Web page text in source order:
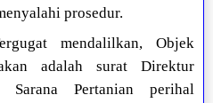
prosedur.
mendalilkan, Objek
adalah surat Direktur
Sarana Pertanian perihal